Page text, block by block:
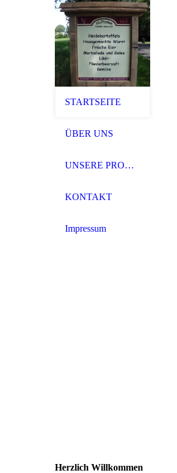
STARTSEITE
ÜBER UNS
UNSERE PRODUKTE
KONTAKT
Impressum
Herzlich Willkommen